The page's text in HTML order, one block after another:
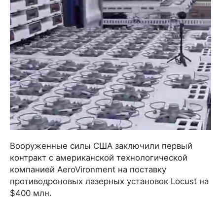
Вооруженные силы США заключили первый
контракт с американской технологической
компанией AeroVironment на поставку
противодроновых лазерных установок Locust на
$400 млн.